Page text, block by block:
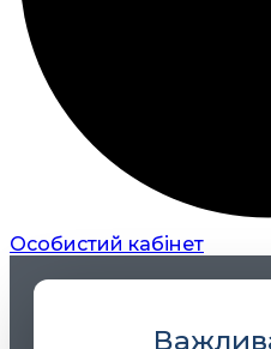
Особистий кабінет